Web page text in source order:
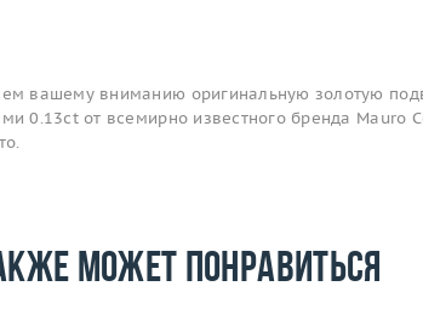
вашему вниманию оригинальную золотую
0.13ct от всемирно известного бренда Mauro
может понравиться